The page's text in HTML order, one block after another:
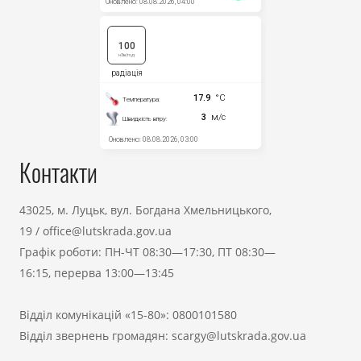
Контакти
43025, м. Луцьк, вул. Богдана Хмельницького,
19 / office@lutskrada.gov.ua
Графік роботи: ПН-ЧТ 08:30—17:30, ПТ 08:30—
16:15, перерва 13:00—13:45
Відділ комунікацій «15-80»: 0800101580
Відділ звернень громадян: scargy@lutskrada.gov.ua